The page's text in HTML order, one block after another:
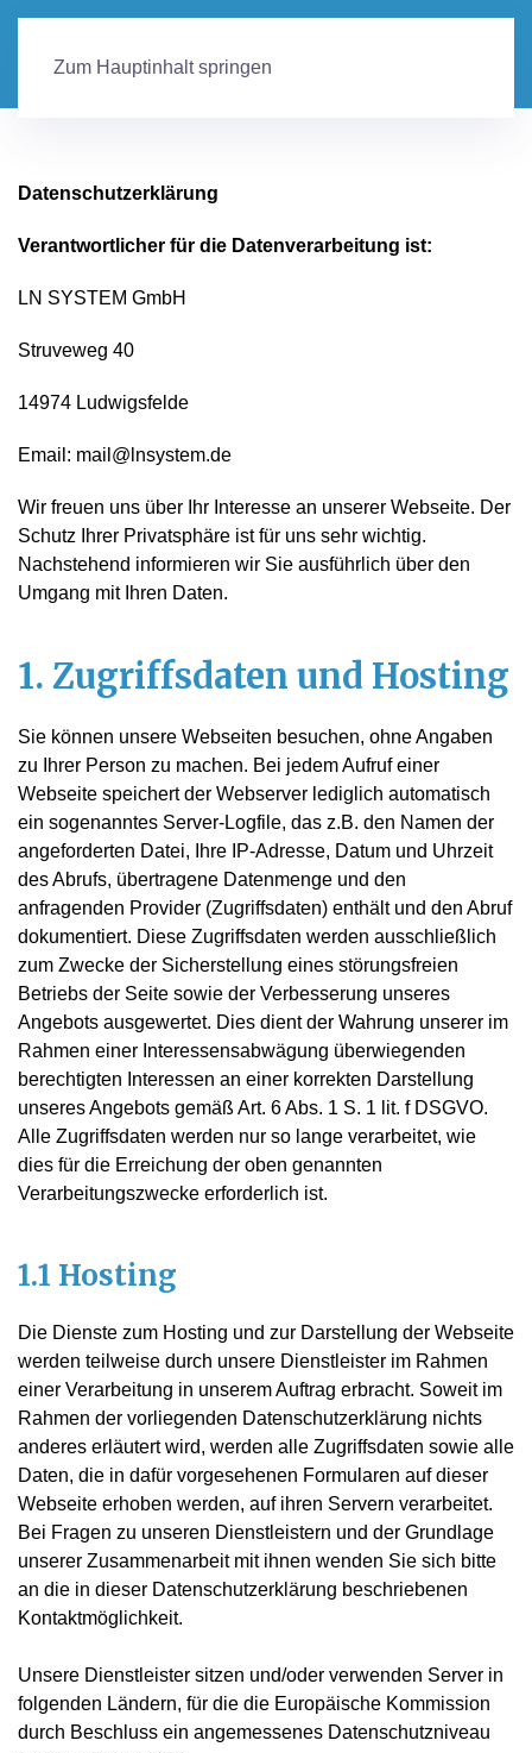
Zum Hauptinhalt springen
Datenschutzerklärung
Verantwortlicher für die Datenverarbeitung ist:
LN SYSTEM GmbH
Struveweg 40
14974 Ludwigsfelde
Email: mail@lnsystem.de
Wir freuen uns über Ihr Interesse an unserer Webseite. Der
Schutz Ihrer Privatsphäre ist für uns sehr wichtig.
Nachstehend informieren wir Sie ausführlich über den
Umgang mit Ihren Daten.
1. Zugriffsdaten und Hosting
Sie können unsere Webseiten besuchen, ohne Angaben
zu Ihrer Person zu machen. Bei jedem Aufruf einer
Webseite speichert der Webserver lediglich automatisch
ein sogenanntes Server-Logfile, das z.B. den Namen der
angeforderten Datei, Ihre IP-Adresse, Datum und Uhrzeit
des Abrufs, übertragene Datenmenge und den
anfragenden Provider (Zugriffsdaten) enthält und den Abruf
dokumentiert. Diese Zugriffsdaten werden ausschließlich
zum Zwecke der Sicherstellung eines störungsfreien
Betriebs der Seite sowie der Verbesserung unseres
Angebots ausgewertet. Dies dient der Wahrung unserer im
Rahmen einer Interessensabwägung überwiegenden
berechtigten Interessen an einer korrekten Darstellung
unseres Angebots gemäß Art. 6 Abs. 1 S. 1 lit. f DSGVO.
Alle Zugriffsdaten werden nur so lange verarbeitet, wie
dies für die Erreichung der oben genannten
Verarbeitungszwecke erforderlich ist.
1.1 Hosting
Die Dienste zum Hosting und zur Darstellung der Webseite
werden teilweise durch unsere Dienstleister im Rahmen
einer Verarbeitung in unserem Auftrag erbracht. Soweit im
Rahmen der vorliegenden Datenschutzerklärung nichts
anderes erläutert wird, werden alle Zugriffsdaten sowie alle
Daten, die in dafür vorgesehenen Formularen auf dieser
Webseite erhoben werden, auf ihren Servern verarbeitet.
Bei Fragen zu unseren Dienstleistern und der Grundlage
unserer Zusammenarbeit mit ihnen wenden Sie sich bitte
an die in dieser Datenschutzerklärung beschriebenen
Kontaktmöglichkeit.
Unsere Dienstleister sitzen und/oder verwenden Server in
folgenden Ländern, für die die Europäische Kommission
durch Beschluss ein angemessenes Datenschutzniveau